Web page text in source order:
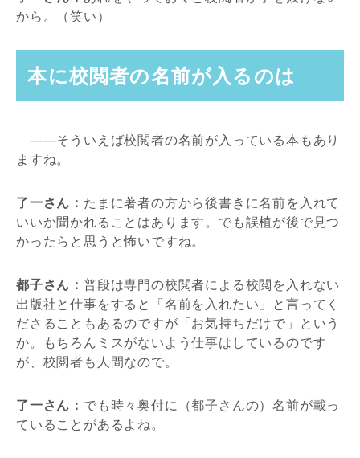
から。（笑い）
本に校閲者の名前が入るのは
――そういえば校閲者の名前が入っている本もあり
ますね。
了一さん： たまに著者の方から後書きに名前を入れて
いいか聞かれることはあります。でも誤植が後で見つ
かったらと思うと怖いですね。
都子さん： 普段は専門の校閲者による校閲を入れない
出版社と仕事をすると「名前を入れたい」と言ってく
ださることもあるのですが「お気持ちだけで」という
か。もちろんミスがないよう仕事はしているのです
が、校閲者も人間なので。
了一さん： でも時々奥付に（都子さんの）名前が載っ
ていることがあるよね。